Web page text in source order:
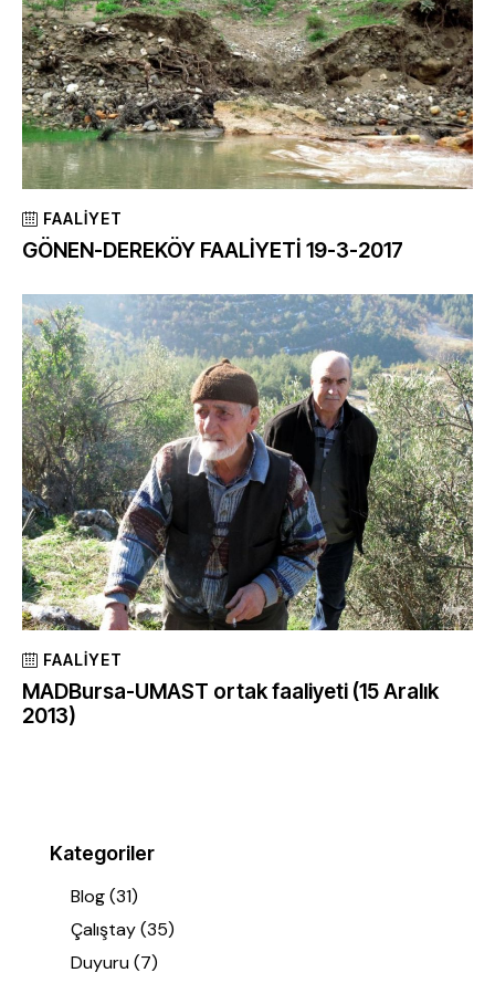
FAALIYET
GÖNEN-DEREKÖY FAALİYETİ 19-3-2017
FAALIYET
MADBursa-UMAST ortak faaliyeti (15 Aralık
2013)
Kategoriler
Blog(31)
Çalıştay(35)
Duyuru(7)